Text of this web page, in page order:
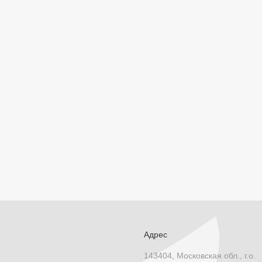
Адрес
143404, Московская обл., г.о.